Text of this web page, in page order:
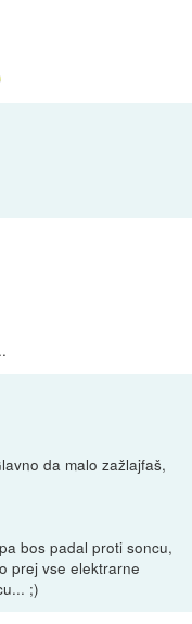
da malo zažlajfaš,
bos padal proti soncu,
prej vse elektrarne
;)